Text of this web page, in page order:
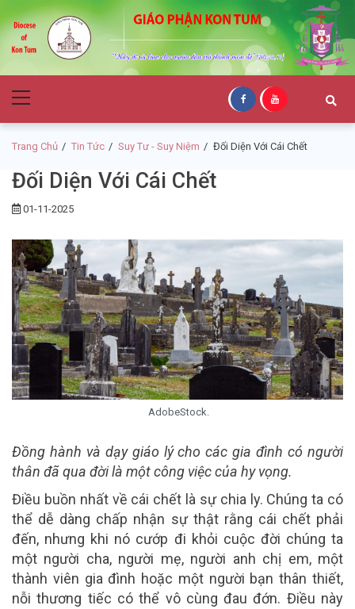
to
navigation
to
content
Giáo Phận Kon
Tum
Menu
Trang Chủ Tin Tức Suy Tư - Suy Niệm Đối Diện Với Cái Chết
Đối Diện Với Cái Chết
01-11-2025
AdobeStock.
Đồng hành và dạy giáo lý cho các gia đình có người
thân đã qua đời là một công việc của hy vọng.
Điều buồn nhất về cái chết là sự chia ly. Chúng ta có
thể dễ dàng chấp nhận sự thật rằng cái chết phải
đến, nhưng khi nó cướp đi khỏi cuộc đời chúng ta
một người cha, người mẹ, người anh chị em, một
thành viên gia đình hoặc một người bạn thân thiết,
nỗi thương tiếc có thể vô cùng đau đớn. Điều này